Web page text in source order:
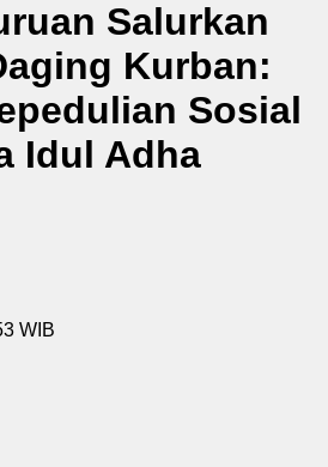
Salurkan
Kurban:
Sosial
Idul Adha
WIB